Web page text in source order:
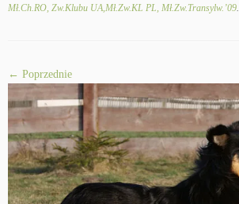
Mł.Ch.RO, Zw.Klubu UA,Mł.Zw.KL PL, Mł.Zw.Transylw.’09.
← Poprzednie